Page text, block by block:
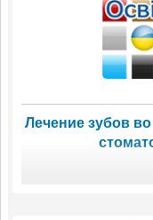
Лечение зубов